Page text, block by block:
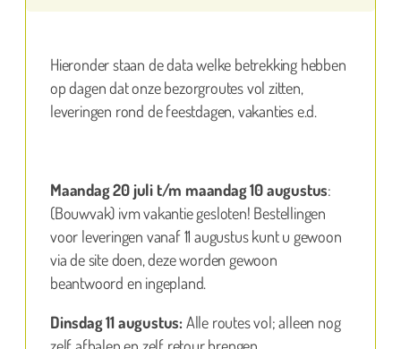
Hieronder staan de data welke betrekking hebben
op dagen dat onze bezorgroutes vol zitten,
leveringen rond de feestdagen, vakanties e.d.
Maandag 20 juli t/m maandag 10 augustus:
(Bouwvak) ivm vakantie gesloten! Bestellingen
voor leveringen vanaf 11 augustus kunt u gewoon
via de site doen, deze worden gewoon
beantwoord en ingepland.
Dinsdag 11 augustus:Alle routes vol; alleen nog